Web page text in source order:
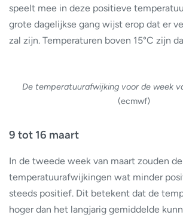
speelt mee in deze positieve
grote dagelijkse gang wijst erop dat er
zal zijn. Temperaturen boven 15°C zijn
De temperatuurafwijking voor de week
(ecmwf)
9 tot 16 maart
In de tweede week van maart zouden de
temperatuurafwijkingen wat minder
steeds positief. Dit betekent dat de
hoger dan het langjarig gemiddelde